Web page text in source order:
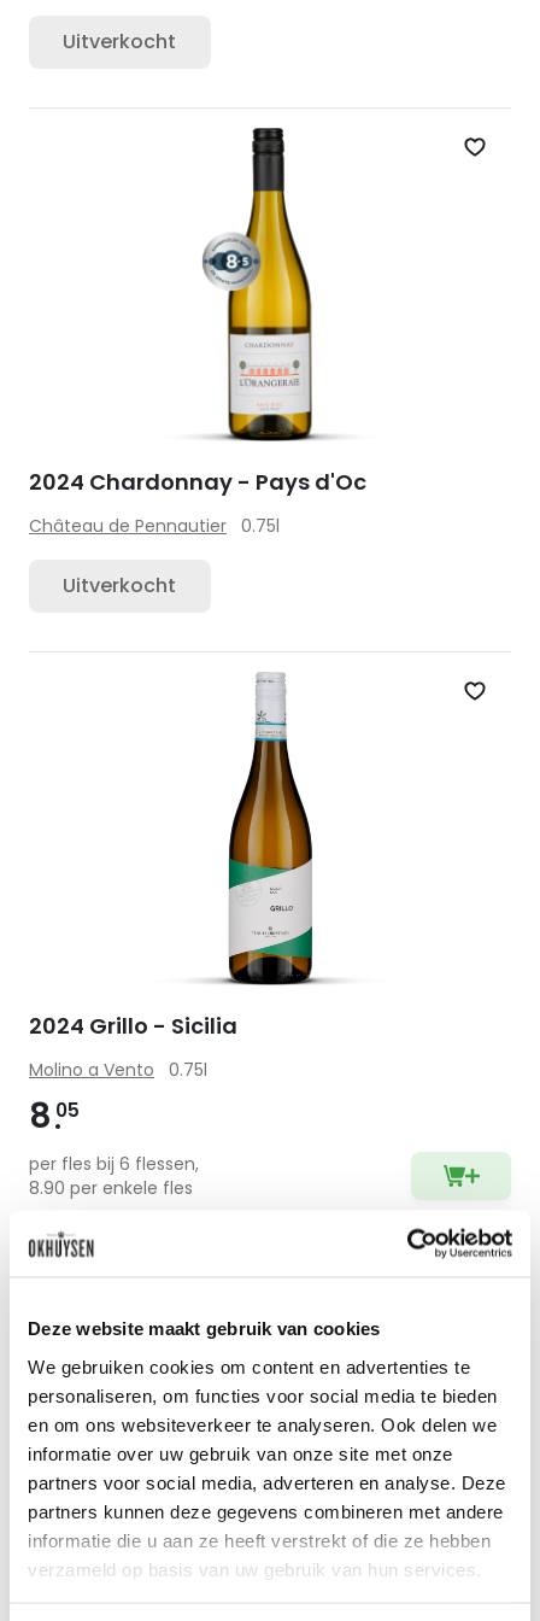
Deze website maakt gebruik van cookies
We gebruiken cookies om content en advertenties te
personaliseren, om functies voor social media te bieden
en om ons websiteverkeer te analyseren. Ook delen we
informatie over uw gebruik van onze site met onze
partners voor social media, adverteren en analyse. Deze
partners kunnen deze gegevens combineren met andere
informatie die u aan ze heeft verstrekt of die ze hebben
verzameld op basis van uw gebruik van hun services.
Uitverkocht
Zet
2024 Chardonnay - Pays d'Oc
Château de Pennautier 0.75l
Uitverkocht
Zet
2024 Grillo - Sicilia
Molino a Vento 0.75l
8 05
per fles bij 6 flessen,
8.90 per enkele fles